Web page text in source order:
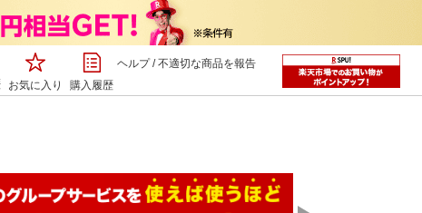
お気に入り 購入履歴
ヘルプ/不適切な商品を報告